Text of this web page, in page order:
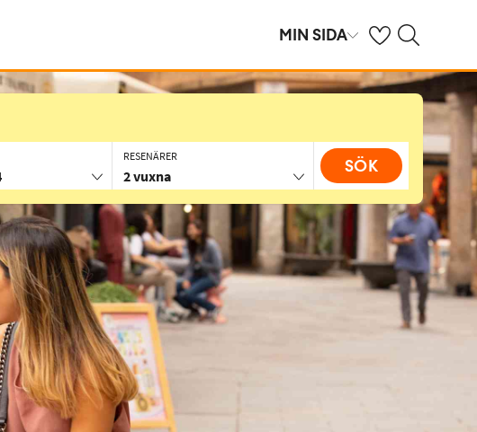
MIN SIDA Se dina sparade
Sök på ving.se
RESENÄRER
2 vuxna SÖK